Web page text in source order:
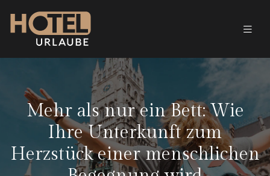
Mehr als nur ein Bett: Wie
Ihre Unterkunft zum
Herzstück einer menschlichen